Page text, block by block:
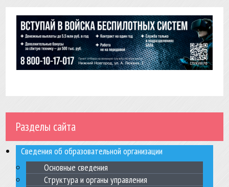
Разделы сайта
Сведения об образовательной организации
Основные сведения
Структура и органы управления